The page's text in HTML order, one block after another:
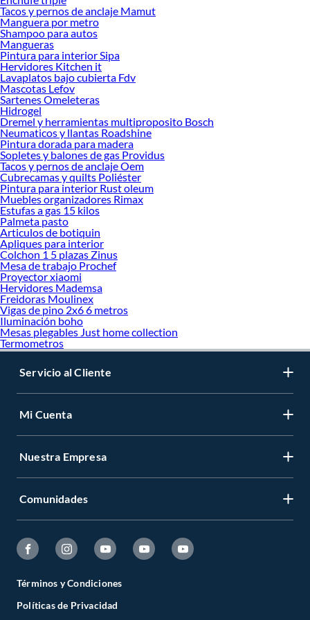
ofrecerte!
Encuentra una amplia variedad de productos de Cunas y colchones en Sodimac.
Encuentra todo lo necesario para tus proyectos de renovación y decoración.
¡Visítanos y haz tus ideas realidad!
Tacos y pernos de anclaje Mamut
Manguera por metro
Shampoo para autos
Mangueras
Pintura para interior Sipa
Hervidores Kitchen it
Lavaplatos bajo cubierta Fdv
Mascotas Lefov
Sartenes Omeleteras
Hidrogel
Dremel y herramientas multiproposito Bosch
Neumaticos y llantas Roadshine
Pintura dorada para madera
Sopletes y balones de gas Providus
Tacos y pernos de anclaje Oem
Cubrecamas y quilts Poliéster
Pintura para interior Rust oleum
Muebles organizadores Rimax
Estufas a gas 15 kilos
Palmeta pasto
Articulos de botiquin
Apliques para interior
Colchon 1 5 plazas Zinus
Mesa de trabajo Prochef
Proyector xiaomi
Hervidores Mademsa
Freidoras Moulinex
Vigas de pino 2x6 6 metros
Iluminación boho
Mesas plegables Just home collection
Termometros
Servicio al Cliente
Mi Cuenta
Nuestra Empresa
Comunidades
Términos y Condiciones
Políticas de Privacidad